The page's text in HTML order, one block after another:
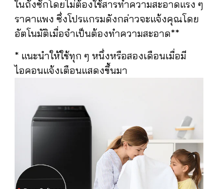
ในถังซักโดยไม่ต้องใช้สารทำความสะอาดแรง ๆ
ราคาแพง ซึ่งโปรแกรมดังกล่าวจะแจ้งคุณโดย
อัตโนมัติเมื่อจำเป็นต้องทำความสะอาด**
* แนะนำให้ใช้ทุก ๆ หนึ่งหรือสองเดือนเมื่อมี
ไอคอนแจ้งเตือนแสดงขึ้นมา